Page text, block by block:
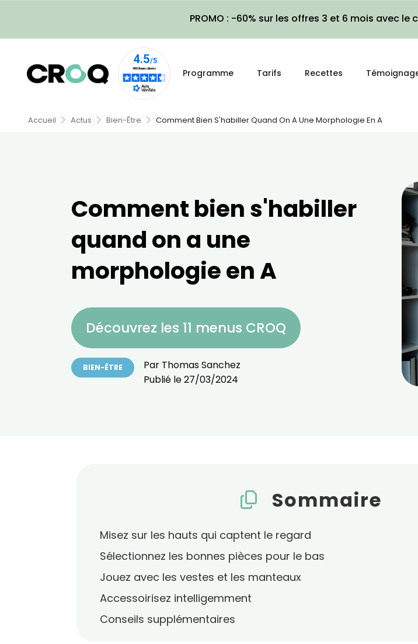
PROMO : -60% sur les offres 3 et 6 mois avec le
Programme Tarifs Recettes
Accueil Actus Bien-Être Comment Bien S'habiller Quand On A Une Morphologie En A
Comment bien s'habiller
quand on a une
morphologie en A
Découvrez les 11 menus CROQ
BIEN-ÊTRE Par Thomas Sanchez
Publié le27/03/2024
Sommaire
Misez sur les hauts qui captent le regard
Sélectionnez les bonnes pièces pour le bas
Jouez avec les vestes et les manteaux
Accessoirisez intelligemment
Conseils supplémentaires